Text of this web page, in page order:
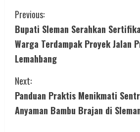
C
o
n
t
i
n
Previous:
Bupati Sleman Serahkan
Warga Terdampak Proyek Jalan
Lemahbang
Next:
Panduan Praktis Menikmati
Anyaman Bambu Brajan di